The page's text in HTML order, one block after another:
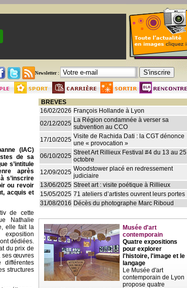
Newsletter :
(IAC)
de sa
s’intitule
après
s’inscrire
ou revoir
acquis et
de cette
Nathalie
elle fait la
dédiées.
du prix de
ses œuvres
différentes
structures
BREVES
16/02/2026 François Hollande à Lyon
02/12/2025 La Région condamnée à verser sa
subvention au CCO
17/10/2025 Visite de Rachida Dati : la CGT dénonce
une « provocation »
06/10/2025 Street Art Rillieux Festival #4 du 13 au 25
octobre
12/09/2025 Woodstower placé en redressement
judiciaire
13/06/2025 Street art : visite poétique à Rillieux
15/05/2025 71 ateliers d’artistes ouvrent leurs portes
31/08/2016 Décès du photographe Marc Riboud
Musée d'art
contemporain
Quatre expositions
pour explorer
l'histoire, l'image et le
langage
Le Musée d'art
contemporain de Lyon
propose quatre